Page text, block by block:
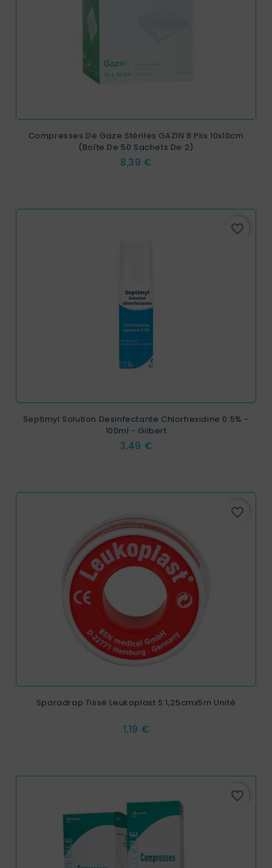
Compresses De Gaze Stériles GAZIN 8 Plis 10x10cm
(Boîte De 50 Sachets De 2)
Prix
8,39 €
favorite_border
Septimyl Solution Desinfectante Chlorhexidine 0.5% -
100ml - Gilbert
Prix
3,49 €
favorite_border
Sparadrap Tissé Leukoplast S 1,25cmx5m Unité
Prix
1,19 €
favorite_border